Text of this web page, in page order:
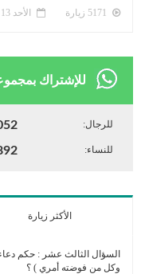
الأحد 13 شعبان 1447ﻫ 1-2-2026م
للإشتراك
للرجال:
للنساء:
الأكثر زيارة
السؤال الثالث عشر : حكم
وكل من فوضته أمري ) ؟